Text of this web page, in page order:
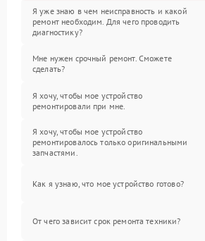
Я уже знаю в чем неисправность и какой
ремонт необходим. Для чего проводить
диагностику?
Мне нужен срочный ремонт. Сможете
сделать?
Я хочу, чтобы мое устройство
ремонтировали при мне.
Я хочу, чтобы мое устройство
ремонтировалось только оригинальными
запчастями.
Как я узнаю, что мое устройство готово?
От чего зависит срок ремонта техники?